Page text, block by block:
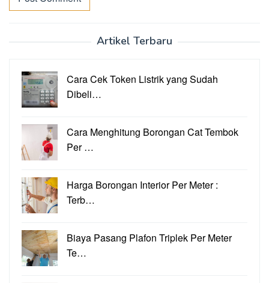
Artikel Terbaru
Cara Cek Token Listrik yang Sudah
Dibeli…
Cara Menghitung Borongan Cat Tembok
Per …
Harga Borongan Interior Per Meter :
Terb…
Biaya Pasang Plafon Triplek Per Meter
Te…